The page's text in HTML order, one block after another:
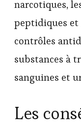
narcotiques,
peptidiques et
contrôles
substances à
sanguines et
Les